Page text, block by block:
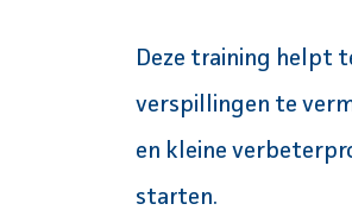
Deze training helpt
verspillingen te
en kleine
starten.